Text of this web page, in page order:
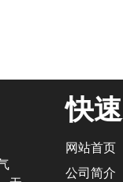
快
网站首页
公司简介